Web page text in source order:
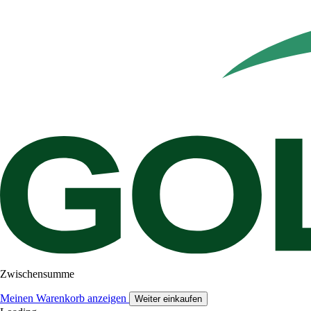
Zwischensumme
Meinen Warenkorb anzeigen Weiter einkaufen